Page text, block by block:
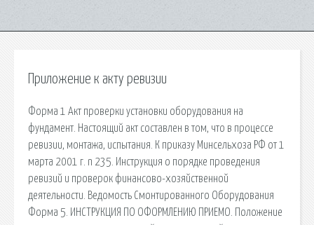
Приложение к акту ревизии
Форма 1 Акт проверки установки оборудования на
фундамент. Настоящий акт составлен в том, что в процессе
ревизии, монтажа, испытания. К приказу Минсельхоза РФ от 1
марта 2001 г. n 235. Инструкция о порядке проведения
ревизий и проверок финансово-хозяйственной
деятельности. Ведомость Смонтированного Оборудования
Форма 5. ИНСТРУКЦИЯ ПО ОФОРМЛЕНИЮ ПРИЕМО. Положение